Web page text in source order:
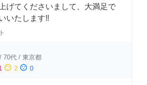
げてくださいまして、大満足で
いたします‼️
/ 70代 / 東京都
sentiment_neutral 2 sentiment_dissatisfied 0